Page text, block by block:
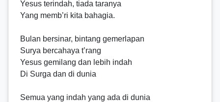
Yesus terindah, tiada taranya
Yang memb’ri kita bahagia.
Bulan bersinar, bintang gemerlapan
Surya bercahaya t’rang
Yesus gemilang dan lebih indah
Di Surga dan di dunia
Semua yang indah yang ada di dunia